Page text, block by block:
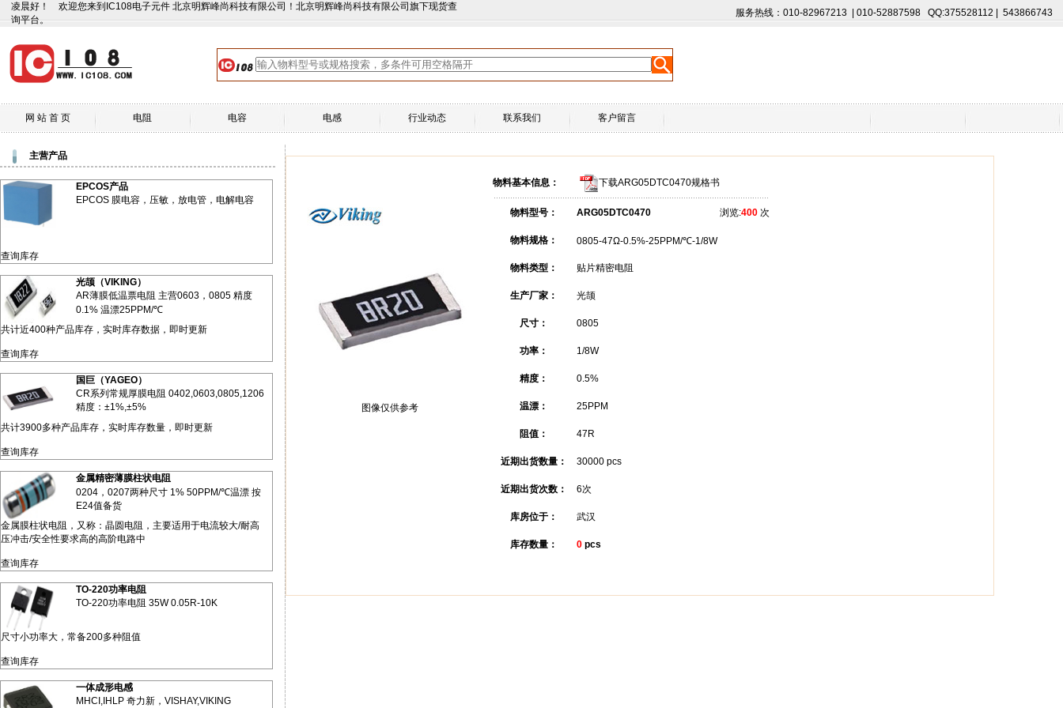
凌晨好！ 欢迎您来到IC108电子元件 北京明辉峰尚科技有限公司！北京明辉峰尚科技有限公司旗下现货查
询平台。
服务热线：010-82967213 | 010-52887598 QQ:375528112 | 543866743
网 站 首 页 电阻 电容 电感 行业动态 联系我们 客户留言
主营产品
EPCOS产品
EPCOS 膜电容，压敏，放电管，电解电容
查询库存
光颉（VIKING）
AR薄膜低温票电阻 主营0603，0805 精度
0.1% 温漂25PPM/℃
共计近400种产品库存，实时库存数据，即时更新
查询库存
国巨（YAGEO）
CR系列常规厚膜电阻 0402,0603,0805,1206
精度：±1%,±5%
共计3900多种产品库存，实时库存数量，即时更新
查询库存
金属精密薄膜柱状电阻
0204，0207两种尺寸 1% 50PPM/℃温漂 按
E24值备货
金属膜柱状电阻，又称：晶圆电阻，主要适用于电流较大/耐高
压冲击/安全性要求高的高阶电路中
查询库存
TO-220功率电阻
TO-220功率电阻 35W 0.05R-10K
尺寸小功率大，常备200多种阻值
查询库存
一体成形电感
MHCI,IHLP 奇力新，VISHAY,VIKING
图像仅供参考
物料基本信息： 下载ARG05DTC0470规格书
物料型号： ARG05DTC0470 浏览:400 次
物料规格： 0805-47Ω-0.5%-25PPM/℃-1/8W
物料类型： 贴片精密电阻
生产厂家： 光颉
尺寸： 0805
功率： 1/8W
精度： 0.5%
温漂： 25PPM
阻值： 47R
近期出货数量： 30000 pcs
近期出货次数： 6次
库房位于： 武汉
库存数量： 0 pcs